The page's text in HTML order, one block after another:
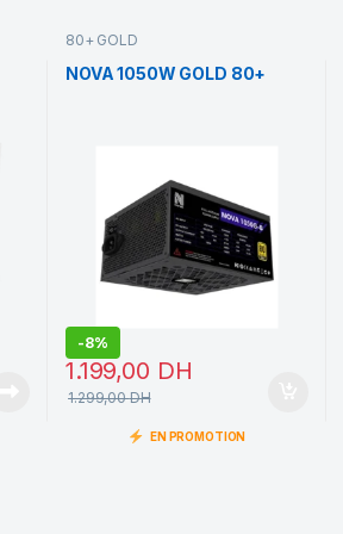
80+ GOLD
NOVA 1050W GOLD 80+
-8%
1.199,00 DH
1.299,00DH
EN PROMOTION